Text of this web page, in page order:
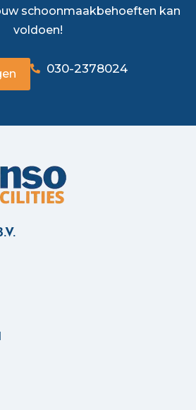
schoonmaakbehoeften kan
voldoen!
030-2378024